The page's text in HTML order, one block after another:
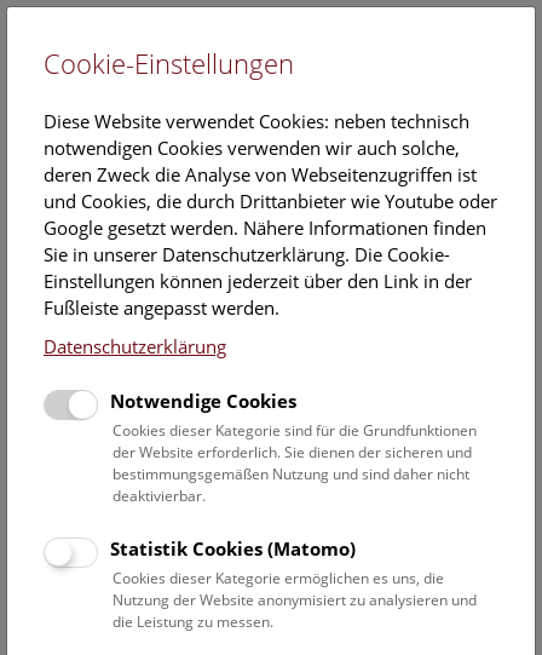
DE
Trägervereine
Am 23. Jänner 1999 wurde in der Gemeinde Platt/NÖ der
örtliche historische Verein „Forum Platt
der mit Mai 1999 auch die Trägerschaft des im Jahr 1995
NHM Wien ins Leben gerufenen Forschungsprojektes
„Fürstensitz-Keltenstadt Sandberg" übernahm.
Nach jahrelanger erfolgreicher Zusammenarbeit übergab
das "Forum Platt" die Projektträgerschaft des
Forschungsprojektes "Fürstensitz - Keltenstadt Sandberg" im
Jänner 2007 an den damals neu gegründeten
wissenschaftlichen Verein „KELTENFORSCHUNG ROSELDORF
"Fürstensitz-Keltenstadt" Sandberg, NÖ". Diese
Cookie-Einstellungen
Diese Website verwendet Cookies: neben technisch
notwendigen Cookies verwenden wir auch solche,
deren Zweck die Analyse von Webseitenzugriffen ist
und Cookies, die durch Drittanbieter wie Youtube oder
Google gesetzt werden. Nähere Informationen finden
Sie in unserer Datenschutzerklärung. Die Cookie-
Einstellungen können jederzeit über den Link in der
Fußleiste angepasst werden.
Datenschutzerklärung
Notwendige Cookies
Cookies dieser Kategorie sind für die Grundfunktionen
der Website erforderlich. Sie dienen der sicheren und
bestimmungsgemäßen Nutzung und sind daher nicht
deaktivierbar.
Statistik Cookies (Matomo)
Cookies dieser Kategorie ermöglichen es uns, die
Nutzung der Website anonymisiert zu analysieren und
die Leistung zu messen.